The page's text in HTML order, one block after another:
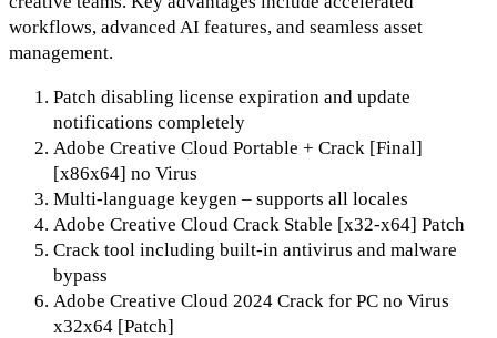
workflows, advanced AI features, and seamless asset
management.
Patch disabling license expiration and update
notifications completely
Adobe Creative Cloud Portable + Crack [Final]
[x86x64] no Virus
Multi-language keygen – supports all locales
Adobe Creative Cloud Crack Stable [x32-x64] Patch
Crack tool including built-in antivirus and malware
bypass
Adobe Creative Cloud 2024 Crack for PC no Virus
x32x64 [Patch]